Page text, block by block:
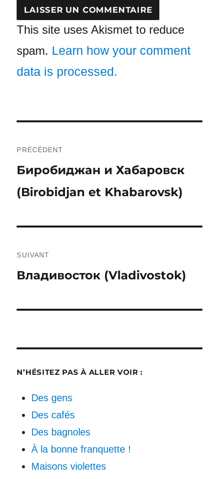
This site uses Akismet to reduce
spam. Learn how your comment
data is processed.
de
l’article
PRÉCÉDENT
Publication
précédente :
Биробиджан и Хабаровск
(Birobidjan et Khabarovsk)
SUIVANT
Publication
Владивосток (Vladivostok)
N’HÉSITEZ PAS À ALLER VOIR :
Des gens
Des cafés
Des bagnoles
À la bonne franquette !
Maisons violettes